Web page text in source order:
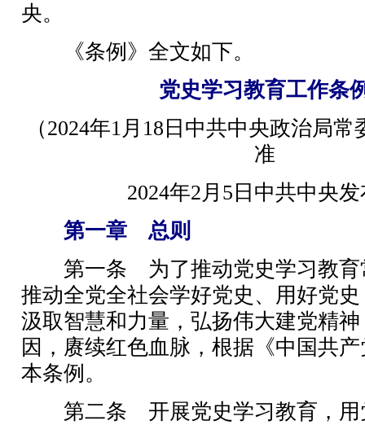
央。
《条例》全文如下。
党史学习教育工作条
（2024年1月18日中共中央政治局
准
2024年2月5日中共中央
第一章 总则
第一条 为了推动党史学习教育
推动全党全社会学好党史、用好党
汲取智慧和力量，弘扬伟大建党精
因，赓续红色血脉，根据《中国共
本条例。
第二条 开展党史学习教育，用